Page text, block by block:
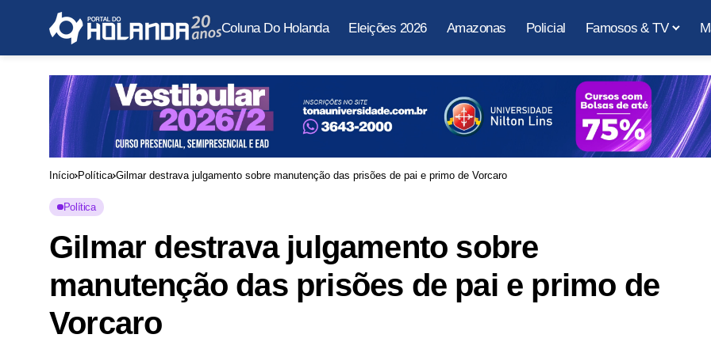
Coluna Do Holanda Eleições 2026 Amazonas Policial Famosos & TV
Início Política Gilmar destrava julgamento sobre manutenção das prisões de pai e primo de Vorcaro
Política
Gilmar destrava julgamento sobre
manutenção das prisões de pai e primo de
Vorcaro